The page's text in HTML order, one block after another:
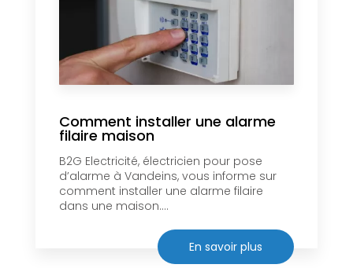
Comment installer une alarme
filaire maison
B2G Electricité, électricien pour pose
d’alarme à Vandeins, vous informe sur
comment installer une alarme filaire
dans une maison....
En savoir plus